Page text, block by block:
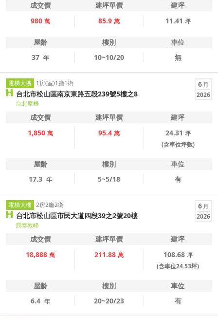
成交價 建坪單價
建坪
980 萬 85.9 萬 11.41 坪
屋齡 樓別
車位
37 年 10~10/20 無
電梯大樓 1房(室)1廳1衛
台北市松山區南京東路五段239號5樓之8
台北摩根
6 月
2026
成交價 建坪單價
建坪
1,850 萬 95.4 萬 24.31 坪
(含車位坪數)
屋齡 樓別
車位
17.3 年 5~5/18 有
電梯大樓 2房2廳2衛
台北市松山區市民大道四段39之2號20樓
潤泰敦峰
6 月
2026
成交價 建坪單價
建坪
18,888 萬 211.88 萬 108.68 坪
(含車位24.53坪)
屋齡 樓別
車位
6.4 年 20~20/23 有